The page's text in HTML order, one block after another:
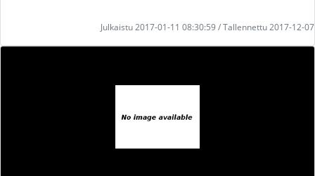
Julkaistu 2017-01-11 08:30:59 / Tallennettu 2017-12-07